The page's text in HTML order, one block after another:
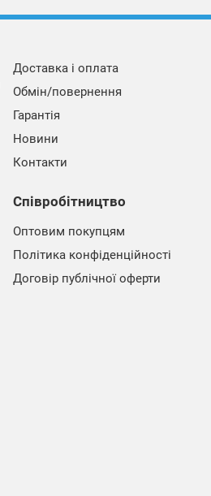
Доставка і оплата
Обмін/повернення
Гарантія
Новини
Контакти
Співробітництво
Оптовим покупцям
Політика конфіденційності
Договір публічної оферти